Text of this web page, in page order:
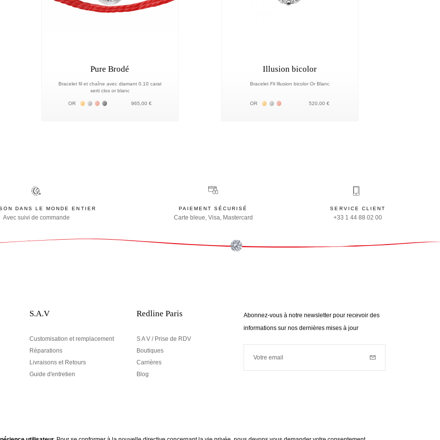
Pure Brodé
Bracelet fil et chaîne avec diamant 0.10 carat
serti clos or blanc
OR Жёлтое золото 18К
Белое золото 18К
Розовое золото 18К
Чёрное золото 18К
965,00 €
Illusion bicolor
Bracelet Fil Illusion bicolor Or Blanc
OR Жёлтое золото 18К
Белое золото 18К
Розовое золото 18К
520,00 €
DANS LE MONDE ENTIER
Avec suivi de commande
PAIEMENT SÉCURISÉ
Carte bleue, Visa, Mastercard
SERVICE CLIENT
+33 1 44 88 02 00
S.A.V
Customisation et remplacement
Réparations
Livraisons et Retours
Guide d'entretien
Redline Paris
S A V / Prise de RDV
Boutiques
Carrières
Blog
Abonnez-vous à notre newsletter pour recevoir des
informations sur nos dernières mises à jour
Votre email